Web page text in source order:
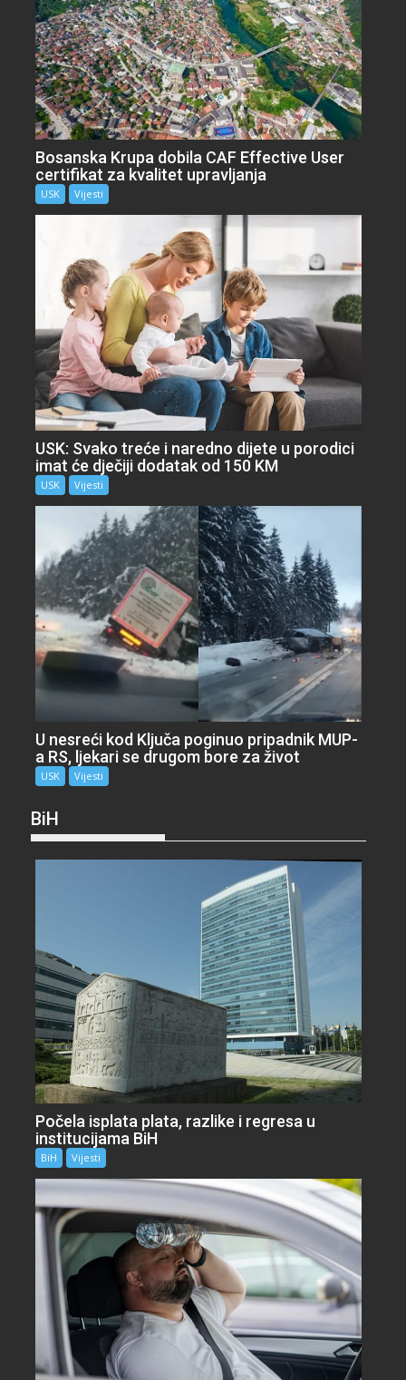
Bosanska Krupa dobila CAF Effective User
certifikat za kvalitet upravljanja
USK Vijesti
USK: Svako treće i naredno dijete u porodici
imat će dječiji dodatak od 150 KM
USK Vijesti
U nesreći kod Ključa poginuo pripadnik MUP-
a RS, ljekari se drugom bore za život
USK Vijesti
BiH
Počela isplata plata, razlike i regresa u
institucijama BiH
BiH Vijesti